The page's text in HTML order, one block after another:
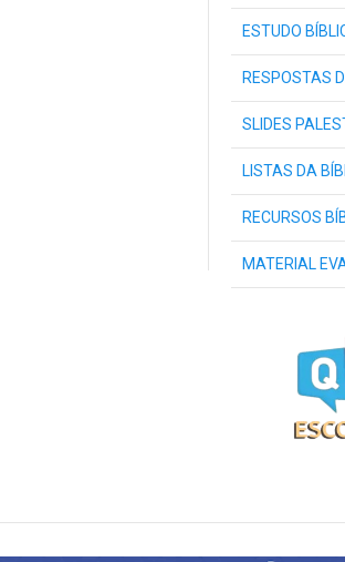
ESTUDO
RESPOSTAS
SLIDES
LISTAS DA
RECURSOS
MATERIAL